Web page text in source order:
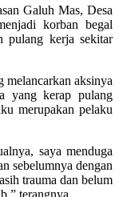
Galuh Mas, Desa
korban begal
pulang kerja sekitar
melancarkan aksinya
yang kerap pulang
merupakan pelaku
saya menduga
sebelumnya dengan
trauma dan belum